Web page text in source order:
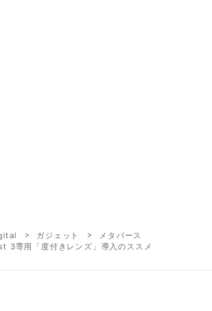
ガジェット
メタバース
3専用「度付きレンズ」導入のススメ